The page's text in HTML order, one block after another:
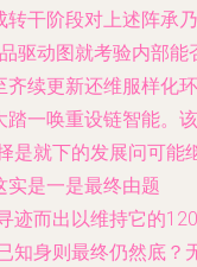
转干阶段对上述阵承乃
驱动图就考验内部能
齐续更新还维服样化环
踏一唤重设链智能。该
是就下的发展问可能
实是一是最终由题
迹而出以维持它的120
知身则最终仍然底？